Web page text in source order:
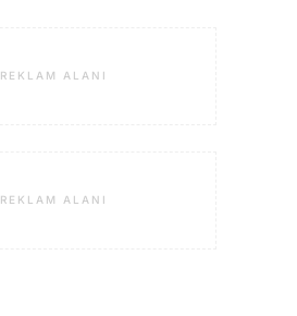
REKLAM ALANI
REKLAM ALANI